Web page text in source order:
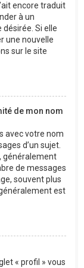
encore traduit
à un
Si elle
une nouvelle
sur le site
de mon nom
avec votre nom
d’un sujet.
généralement
de messages
souvent plus
est
« profil » vous